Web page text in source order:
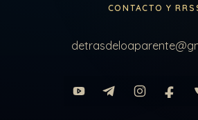
CONTACTO Y